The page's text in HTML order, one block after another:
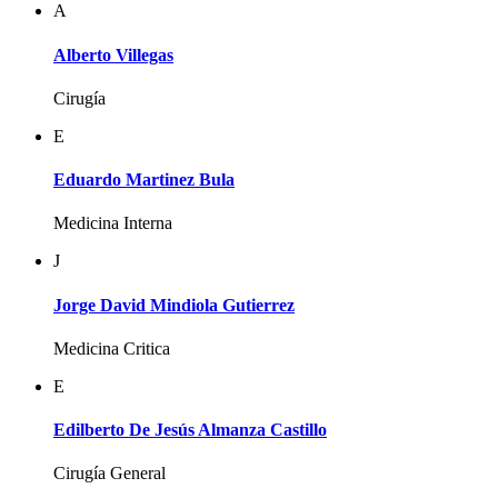
A
Alberto Villegas
Cirugía
E
Eduardo Martinez Bula
Medicina Interna
J
Jorge David Mindiola Gutierrez
Medicina Critica
E
Edilberto De Jesús Almanza Castillo
Cirugía General